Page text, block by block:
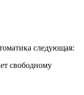
следующая:
свободному